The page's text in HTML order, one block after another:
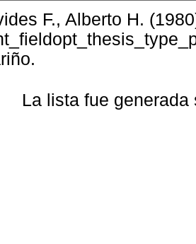
F., Alberto H.
La lista fue